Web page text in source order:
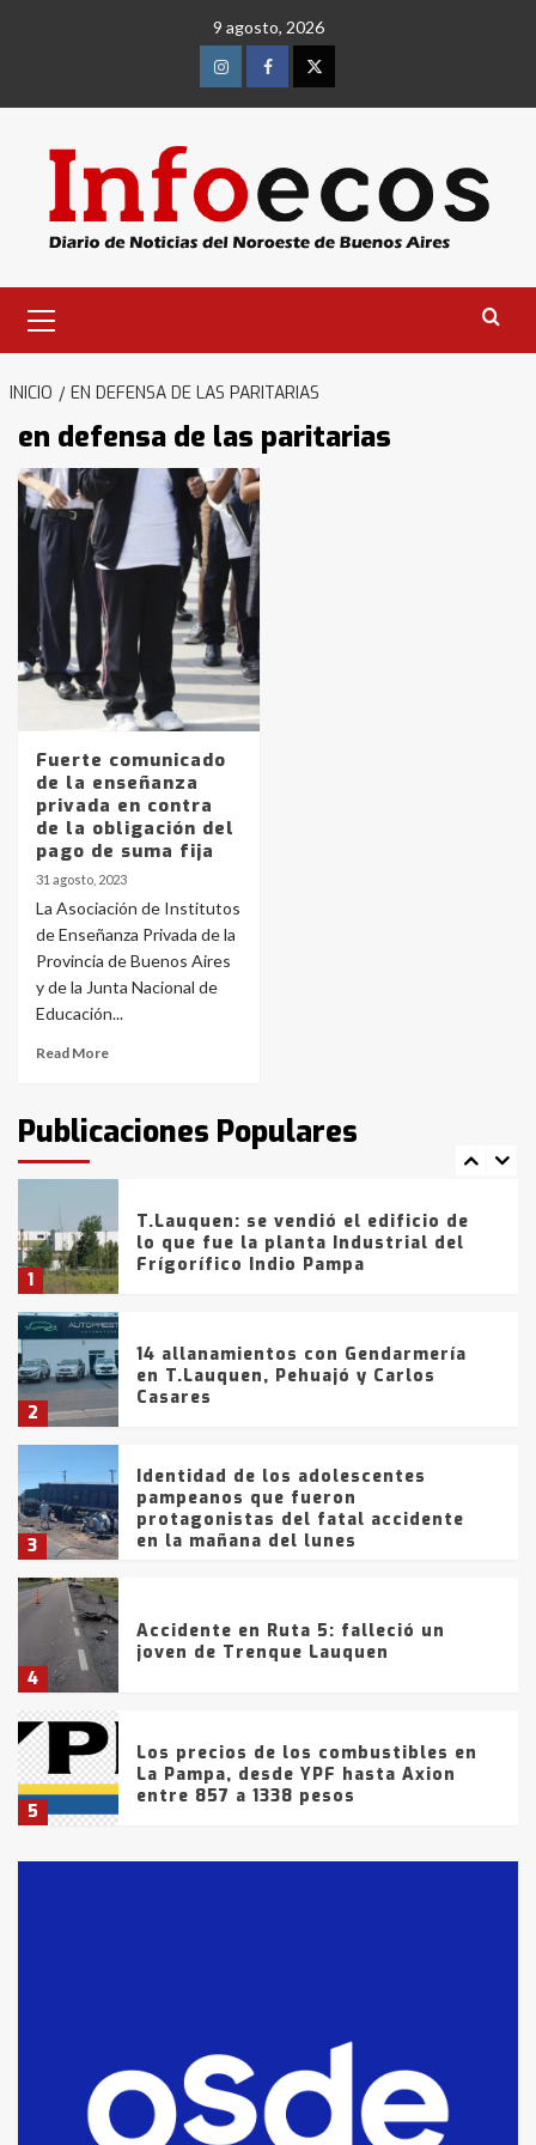
9 agosto, 2026
InstagramFacebookTwitter
primario
INICIO EN DEFENSA DE LAS PARITARIAS
en defensa de las paritarias
Fuerte comunicado
de la enseñanza
privada en contra
de la obligación del
pago de suma fija
31 agosto, 2023
La Asociación de Institutos
de Enseñanza Privada de la
Provincia de Buenos Aires
y de la Junta Nacional de
Educación...
Read More
Publicaciones Populares
Identidad de los adolescentes
pampeanos que fueron
protagonistas del fatal accidente
en la mañana del lunes
4
Accidente en Ruta 5: falleció un
joven de Trenque Lauquen
5
Los precios de los combustibles en
La Pampa, desde YPF hasta Axion
entre 857 a 1338 pesos
6
La Bolsa de Cereales de Bahía
Blanca anticipa que Agosto vendrá
con lluvias y heladas, en gran parte
fueron detenidos por
comercialización de drogas en la
tarde del sábado
1
T.Lauquen: se vendió el edificio de
lo que fue la planta Industrial del
Frígorífico Indio Pampa
2
14 allanamientos con Gendarmería
en T.Lauquen, Pehuajó y Carlos
Casares
3
Identidad de los adolescentes
pampeanos que fueron
protagonistas del fatal accidente
en la mañana del lunes
4
Accidente en Ruta 5: falleció un
joven de Trenque Lauquen
5
Los precios de los combustibles en
La Pampa, desde YPF hasta Axion
entre 857 a 1338 pesos
fueron detenidos por
comercialización de drogas en la
tarde del sábado